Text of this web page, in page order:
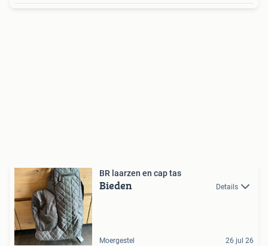
BR laarzen en cap tas
Bieden Details
Moergestel 26 jul 26